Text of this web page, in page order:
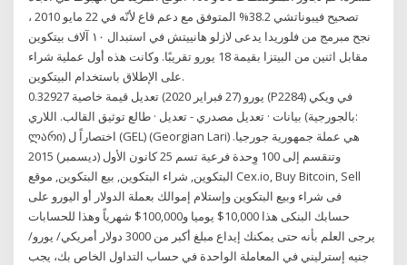
تصحيح فيبوناتشي 38.2% المتوفق مع دعم قاع لأنّه في 22 مايو 2010 ،
نجح مبرمج من فلوريدا يدعى لازلو هانييتش في استبدال ١٠ آلاف بيتكوين
مقابل اثنين من البيتزا بقيمة 18 يورو تقريبًا. وكانت هذه أول عملية شراء
على الإطلاق باستخدام البيتكوين.
0.32927 يورو (27 فبراير 2020) تعديل قيمة خاصية (P2284) في ويكي
بيانات · تعديل مصدري - تعديل · طالع توثيق القالب. اللاري (بالجورجية:
ლარი) اختصاراً ل (GEL) (Georgian Lari) هي عملة جمهورية جورجيا.
وتنقسم إلى 100 وِحدة فرعية تسم 25 كانون الأول (ديسمبر) 2015
البتكوين, شراء البتكوين, بيع البتكوين, موقع Cex.io, Buy Bitcoin, Sell
فى شراء وبيع البتكوين وإستلام إموالك بعملة الدولار أو اليورو على
حسابك البنكى هذا 10,000$ يوميا و100,000$ شهرياً وهذا للحسابات
يرجى العلم بأنه حتى يمكنك إيداع مبلغ أكبر من 3000 دولار أمريكي/ يورو/
جنيه إسترليني في المعاملة الواحدة في حساب التداول الخاص بك، يجب